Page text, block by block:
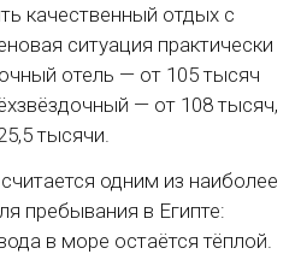
качественный отдых с
ситуация практически
отель — от 105 тысяч
— от 108 тысяч,
тысячи.
одним из наиболее
пребывания в Египте:
в море остаётся тёплой.